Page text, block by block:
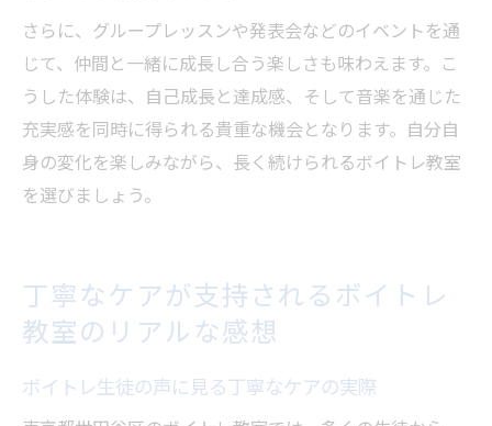
さらに、グループレッスンや発表会などのイベントを通
じて、仲間と一緒に成長し合う楽しさも味わえます。こ
うした体験は、自己成長と達成感、そして音楽を通じた
充実感を同時に得られる貴重な機会となります。自分自
身の変化を楽しみながら、長く続けられるボイトレ教室
を選びましょう。
丁寧なケアが支持されるボイトレ
教室のリアルな感想
ボイトレ生徒の声に見る丁寧なケアの実際